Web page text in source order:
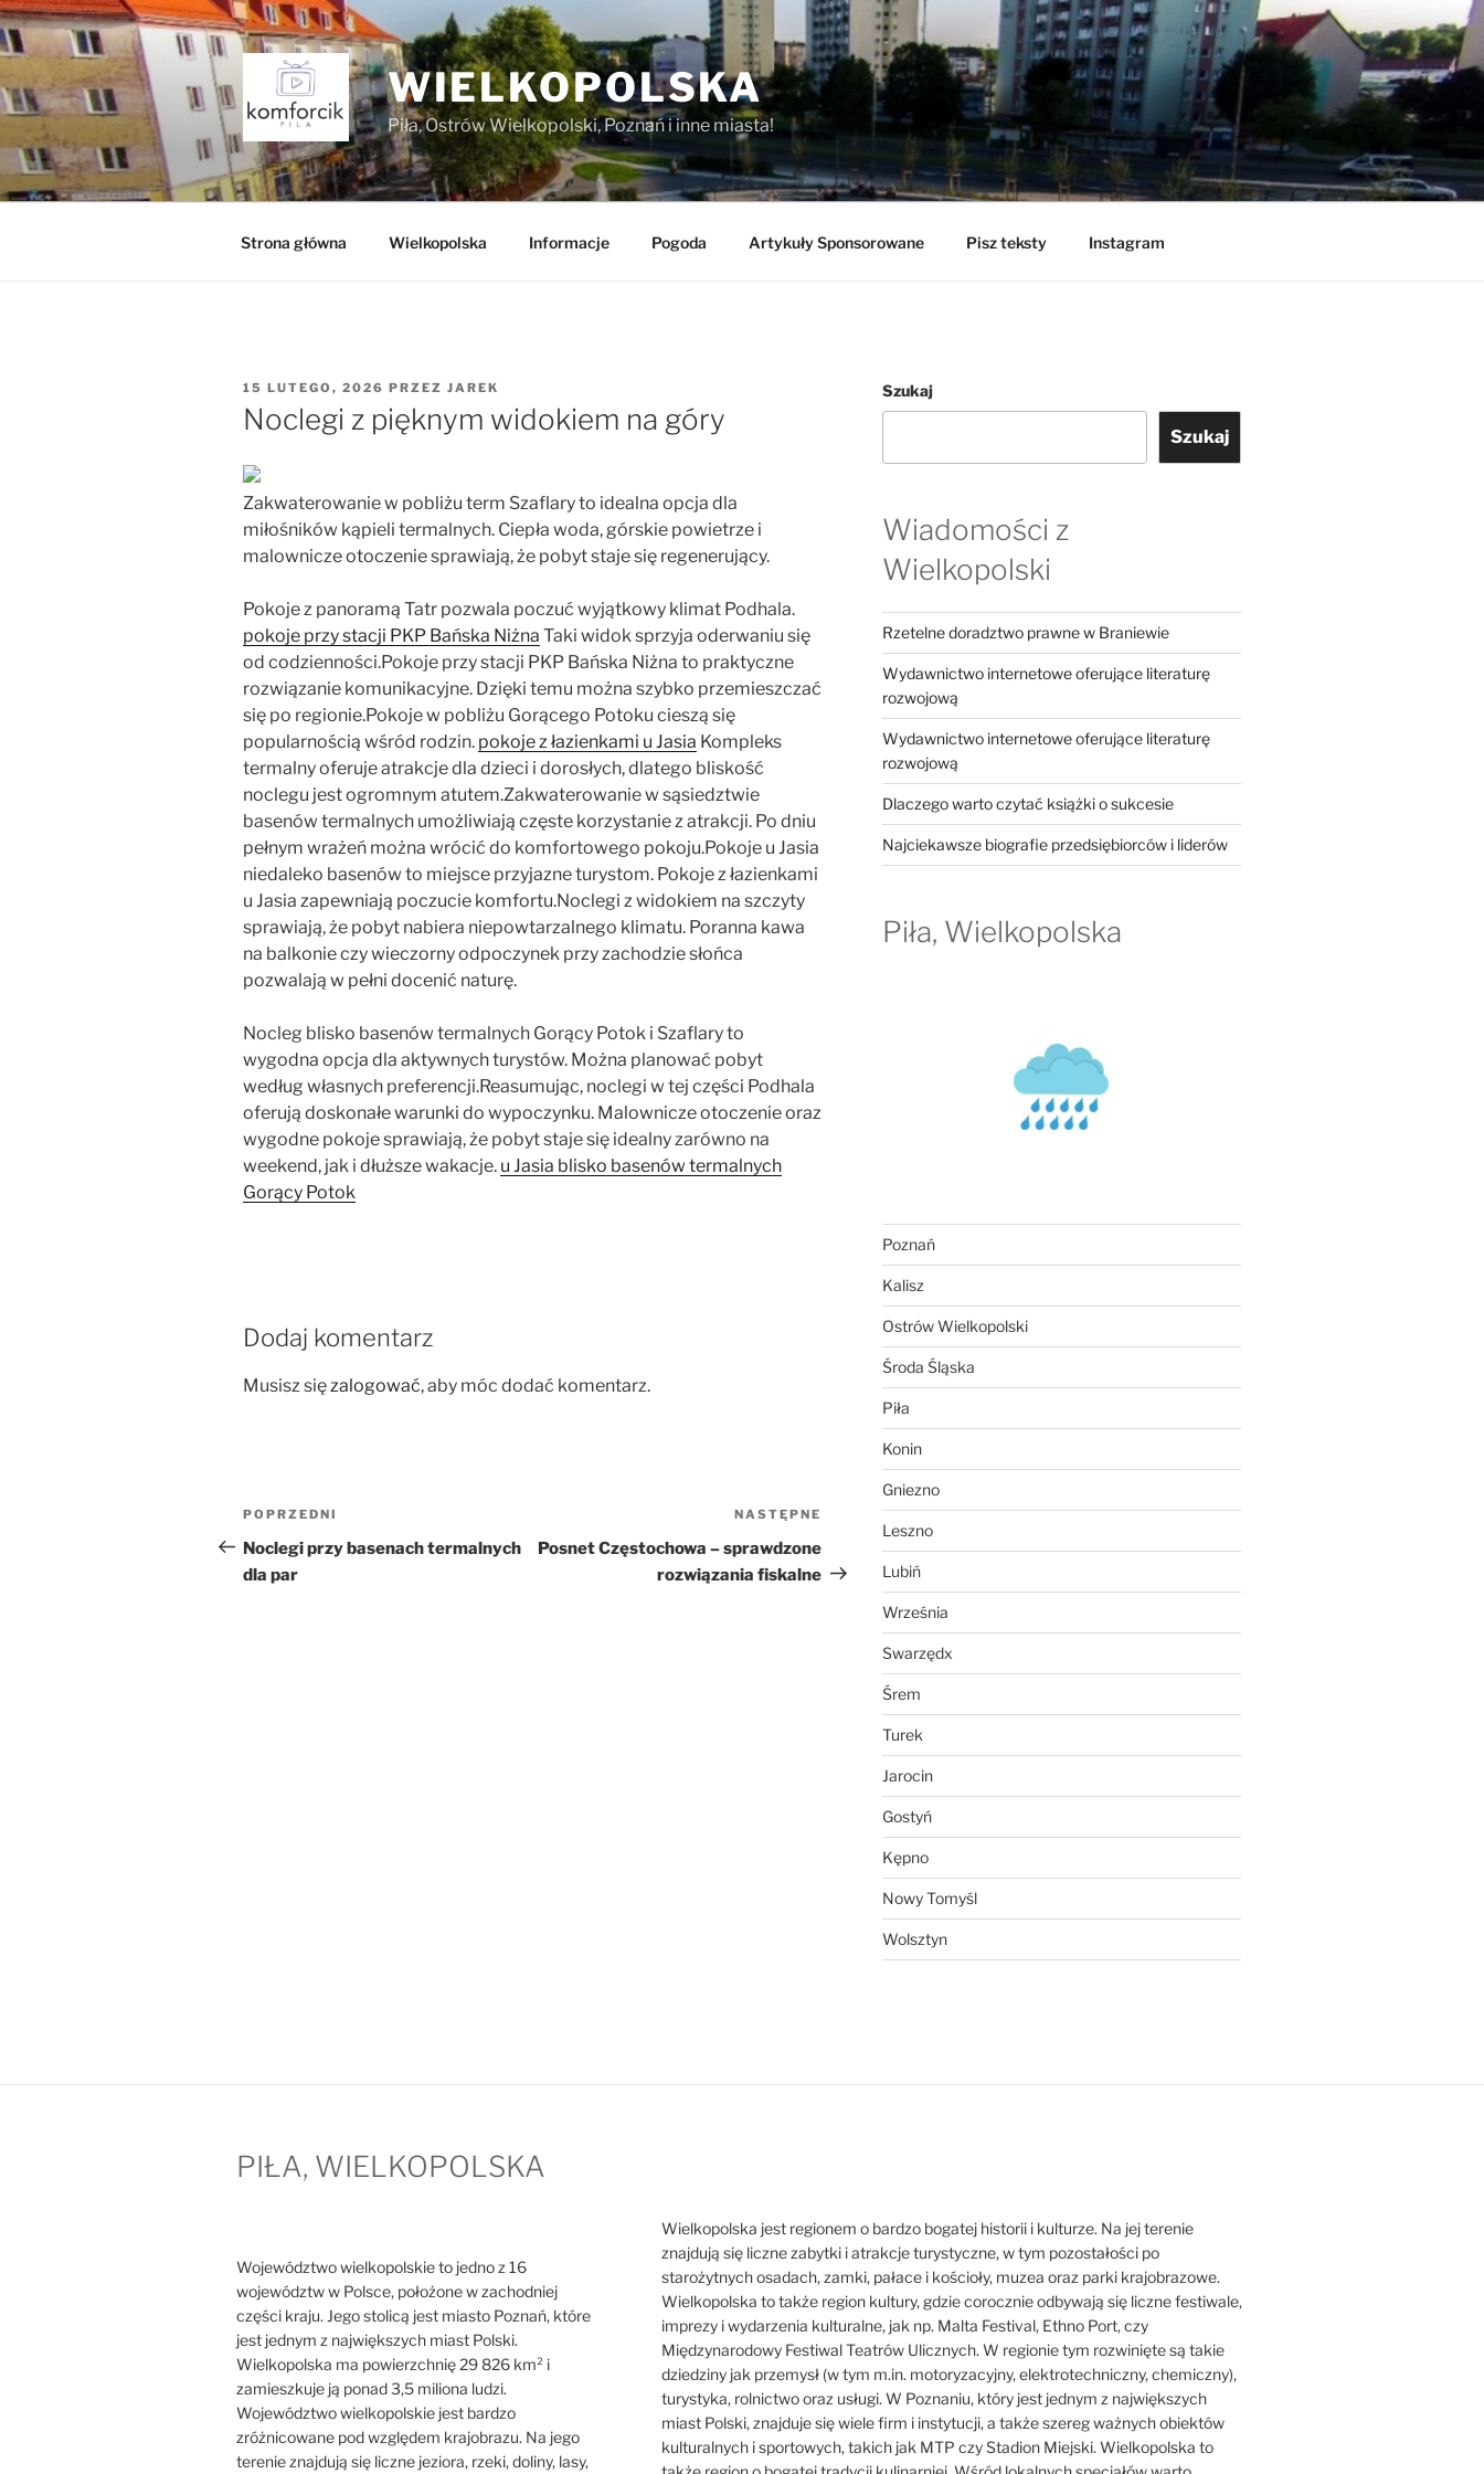
Przejdź
do
treści
WIELKOPOLSKA
Piła, Ostrów Wielkopolski, Poznań i inne miasta!
Strona główna Wielkopolska Informacje Pogoda Artykuły Sponsorowane Pisz teksty Instagram
OPUBLIKOWANE
W
15 LUTEGO, 2026 PRZEZ JAREK
Noclegi z pięknym widokiem na góry
Zakwaterowanie w pobliżu term Szaflary to idealna opcja dla
miłośników kąpieli termalnych. Ciepła woda, górskie powietrze i
malownicze otoczenie sprawiają, że pobyt staje się regenerujący.
Pokoje z panoramą Tatr pozwala poczuć wyjątkowy klimat Podhala.
pokoje przy stacji PKP Bańska Niżna Taki widok sprzyja oderwaniu się
od codzienności.Pokoje przy stacji PKP Bańska Niżna to praktyczne
rozwiązanie komunikacyjne. Dzięki temu można szybko przemieszczać
się po regionie.Pokoje w pobliżu Gorącego Potoku cieszą się
popularnością wśród rodzin. pokoje z łazienkami u Jasia Kompleks
termalny oferuje atrakcje dla dzieci i dorosłych, dlatego bliskość
noclegu jest ogromnym atutem.Zakwaterowanie w sąsiedztwie
basenów termalnych umożliwiają częste korzystanie z atrakcji. Po dniu
pełnym wrażeń można wrócić do komfortowego pokoju.Pokoje u Jasia
niedaleko basenów to miejsce przyjazne turystom. Pokoje z łazienkami
u Jasia zapewniają poczucie komfortu.Noclegi z widokiem na szczyty
sprawiają, że pobyt nabiera niepowtarzalnego klimatu. Poranna kawa
na balkonie czy wieczorny odpoczynek przy zachodzie słońca
pozwalają w pełni docenić naturę.
Nocleg blisko basenów termalnych Gorący Potok i Szaflary to
wygodna opcja dla aktywnych turystów. Można planować pobyt
według własnych preferencji.Reasumując, noclegi w tej części Podhala
oferują doskonałe warunki do wypoczynku. Malownicze otoczenie oraz
wygodne pokoje sprawiają, że pobyt staje się idealny zarówno na
weekend, jak i dłuższe wakacje. u Jasia blisko basenów termalnych
Gorący Potok
Dodaj komentarz
Musisz sięzalogować, aby móc dodać komentarz.
Nawigacja
wpisu
Poprzedni
wpis
POPRZEDNI
Noclegi przy basenach termalnych
dla par
Następny
wpis
NASTĘPNE
Posnet Częstochowa – sprawdzone
rozwiązania fiskalne
Szukaj
Szukaj
Wiadomości z
Wielkopolski
Rzetelne doradztwo prawne w Braniewie
Wydawnictwo internetowe oferujące literaturę
rozwojową
Wydawnictwo internetowe oferujące literaturę
rozwojową
Dlaczego warto czytać książki o sukcesie
Najciekawsze biografie przedsiębiorców i liderów
Piła, Wielkopolska
Poznań
Kalisz
Ostrów Wielkopolski
Środa Śląska
Piła
Konin
Gniezno
Leszno
Lubiń
Września
Swarzędx
Śrem
Turek
Jarocin
Gostyń
Kępno
Nowy Tomyśl
Wolsztyn
PIŁA, WIELKOPOLSKA
Województwo wielkopolskie to jedno z 16
województw w Polsce, położone w zachodniej
części kraju. Jego stolicą jest miasto Poznań, które
jest jednym z największych miast Polski.
Wielkopolska ma powierzchnię 29 826 km² i
zamieszkuje ją ponad 3,5 miliona ludzi.
Województwo wielkopolskie jest bardzo
zróżnicowane pod względem krajobrazu. Na jego
terenie znajdują się liczne jeziora, rzeki, doliny, lasy,
Wielkopolska jest regionem o bardzo bogatej historii i kulturze. Na jej terenie
znajdują się liczne zabytki i atrakcje turystyczne, w tym pozostałości po
starożytnych osadach, zamki, pałace i kościoły, muzea oraz parki krajobrazowe.
Wielkopolska to także region kultury, gdzie corocznie odbywają się liczne festiwale,
imprezy i wydarzenia kulturalne, jak np. Malta Festival, Ethno Port, czy
Międzynarodowy Festiwal Teatrów Ulicznych. W regionie tym rozwinięte są takie
dziedziny jak przemysł (w tym m.in. motoryzacyjny, elektrotechniczny, chemiczny),
turystyka, rolnictwo oraz usługi. W Poznaniu, który jest jednym z największych
miast Polski, znajduje się wiele firm i instytucji, a także szereg ważnych obiektów
kulturalnych i sportowych, takich jak MTP czy Stadion Miejski. Wielkopolska to